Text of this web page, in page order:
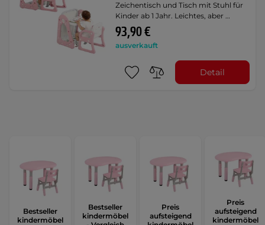
Zeichentisch und Tisch mit Stuhl für
Kinder ab 1 Jahr. Leichtes, aber …
93,90 €
ausverkauft
Detail
Bestseller
kindermöbel
Bestseller
kindermöbel
Preis
aufsteigend
Preis
aufsteigend
kindermöbel